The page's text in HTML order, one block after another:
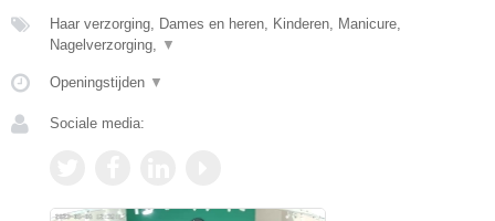
Haar verzorging, Dames en heren, Kinderen, Manicure,
Nagelverzorging, ▼
Openingstijden ▼
Sociale media: